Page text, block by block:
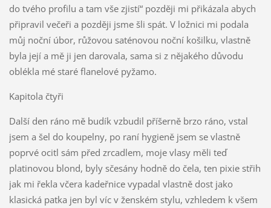
do tvého profilu a tam vše zjistí“ později mi přikázala abych
připravil večeři a později jsme šli spát. V ložnici mi podala
můj noční úbor, růžovou saténovou noční košilku, vlastně
byla její a mě ji jen darovala, sama si z nějakého důvodu
oblékla mé staré flanelové pyžamo.
Kapitola čtyři
Další den ráno mě budík vzbudil příšerně brzo ráno, vstal
jsem a šel do koupelny, po raní hygieně jsem se vlastně
poprvé ocitl sám před zrcadlem, moje vlasy měli teď
platinovou blond, byly sčesány hodně do čela, ten pixie střih
jak mi řekla včera kadeřnice vypadal vlastně dost jako
klasická patka jen byl víc v ženském stylu, vzhledem k všem